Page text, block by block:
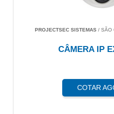
PROJECTSEC SISTEMAS / SÃO
CÂMERA IP
COTAR